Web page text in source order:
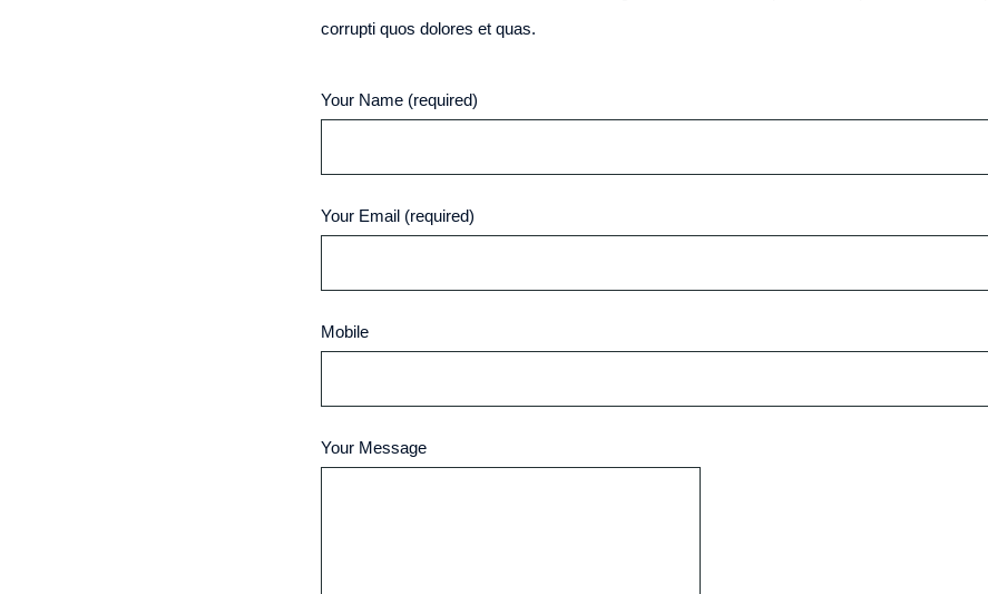
corrupti quos dolores et quas.
Your Name (required)
Your Email (required)
Mobile
Your Message